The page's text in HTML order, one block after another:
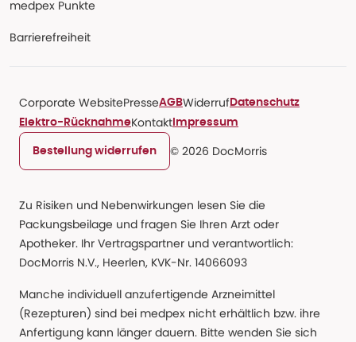
medpex Punkte
Barrierefreiheit
Corporate WebsitePresseAGBWiderruf Datenschutz
Elektro-RücknahmeKontakt Impressum
Bestellung widerrufen © 2026 DocMorris
Zu Risiken und Nebenwirkungen lesen Sie die
Packungsbeilage und fragen Sie Ihren Arzt oder
Apotheker. Ihr Vertragspartner und verantwortlich:
DocMorris N.V., Heerlen, KVK-Nr. 14066093
Manche individuell anzufertigende Arzneimittel
(Rezepturen) sind bei medpex nicht erhältlich bzw. ihre
Anfertigung kann länger dauern. Bitte wenden Sie sich